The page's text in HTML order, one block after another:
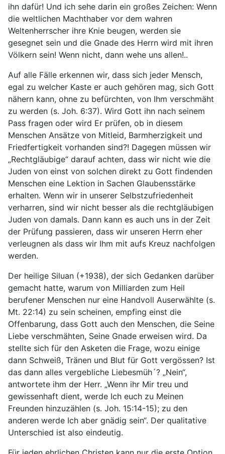
ihn dafür! Und ich sehe darin ein großes Zeichen: Wenn
die weltlichen Machthaber vor dem wahren
Weltenherrscher ihre Knie beugen, werden sie
gesegnet sein und die Gnade des Herrn wird mit ihren
Völkern sein! Wenn nicht, dann wehe uns allen!..
Auf alle Fälle erkennen wir, dass sich jeder Mensch,
egal zu welcher Kaste er auch gehören mag, sich Gott
nähern kann, ohne zu befürchten, von Ihm verschmäht
zu werden (s. Joh. 6:37). Wird Gott ihn nach seinem
Pass fragen oder wird Er prüfen, ob in diesem
Menschen Ansätze von Mitleid, Barmherzigkeit und
Friedfertigkeit vorhanden sind?! Dagegen müssen wir
„Rechtgläubige“ darauf achten, dass wir nicht wie die
Juden von einst von solchen direkt zu Gott findenden
Menschen eine Lektion in Sachen Glaubensstärke
erhalten. Wenn wir in unserer Selbstzufriedenheit
verharren, sind wir nicht besser als die rechtgläubigen
Juden von damals. Dann kann es auch uns in der Zeit
der Prüfung passieren, dass wir unseren Herrn eher
verleugnen als dass wir Ihm mit aufs Kreuz nachfolgen
werden.
Der heilige Siluan (+1938), der sich Gedanken darüber
gemacht hatte, warum von Milliarden zum Heil
berufener Menschen nur eine Handvoll Auserwählte (s.
Mt. 22:14) zu sein scheinen, empfing einst die
Offenbarung, dass Gott auch den Menschen, die Seine
Liebe verschmähten, Seine Gnade erweisen wird. Da
stellte sich für den Asketen die Frage, wozu einige
dann Schweiß, Tränen und Blut für Gott vergössen? Ist
das dann alles vergebliche Liebesmüh´? „Nein“,
antwortete ihm der Herr. „Wenn ihr Mir treu und
gewissenhaft dient, werde Ich euch zu Meinen
Freunden hinzuzählen (s. Joh. 15:14-15); zu den
anderen werde Ich aber gnädig sein“. Der qualitative
Unterschied ist also eindeutig.